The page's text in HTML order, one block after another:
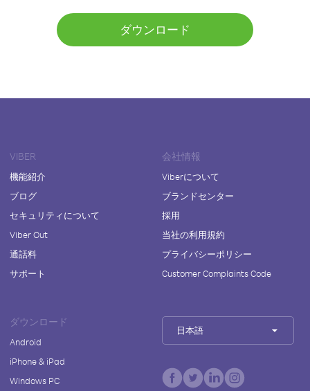
ダウンロード
VIBER
機能紹介
ブログ
セキュリティについて
Viber Out
通話料
サポート
会社情報
Viberについて
ブランドセンター
採用
当社の利用規約
プライバシーポリシー
Customer Complaints Code
ダウンロード
Android
iPhone & iPad
Windows PC
日本語